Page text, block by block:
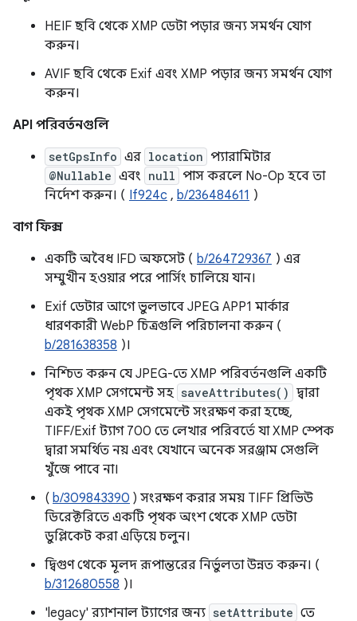
HEIF ছবি থেকে XMP ডেটা পড়ার জন্য সমর্থন যোগ
করুন।
AVIF ছবি থেকে Exif এবং XMP পড়ার জন্য সমর্থন যোগ
করুন।
API পরিবর্তনগুলি
setGpsInfo এর location প্যারামিটার
@Nullable এবং null পাস করলে No-Op হবে তা
নির্দেশ করুন। ( If924c , b/236484611 )
বাগ ফিক্স
একটি অবৈধ IFD অফসেট ( b/264729367 ) এর
সম্মুখীন হওয়ার পরে পার্সিং চালিয়ে যান।
Exif ডেটার আগে ভুলভাবে JPEG APP1 মার্কার
ধারণকারী WebP চিত্রগুলি পরিচালনা করুন (
b/281638358 )।
নিশ্চিত করুন যে JPEG-তে XMP পরিবর্তনগুলি একটি
পৃথক XMP সেগমেন্ট সহ saveAttributes() দ্বারা
একই পৃথক XMP সেগমেন্টে সংরক্ষণ করা হচ্ছে,
TIFF/Exif ট্যাগ 700 তে লেখার পরিবর্তে যা XMP স্পেক
দ্বারা সমর্থিত নয় এবং যেখানে অনেক সরঞ্জাম সেগুলি
খুঁজে পাবে না।
( b/309843390 ) সংরক্ষণ করার সময় TIFF প্রিভিউ
ডিরেক্টরিতে একটি পৃথক অংশ থেকে XMP ডেটা
ডুপ্লিকেট করা এড়িয়ে চলুন।
দ্বিগুণ থেকে মূলদ রূপান্তরের নির্ভুলতা উন্নত করুন। (
b/312680558 )।
'legacy' র‍্যাশনাল ট্যাগের জন্য setAttribute তে